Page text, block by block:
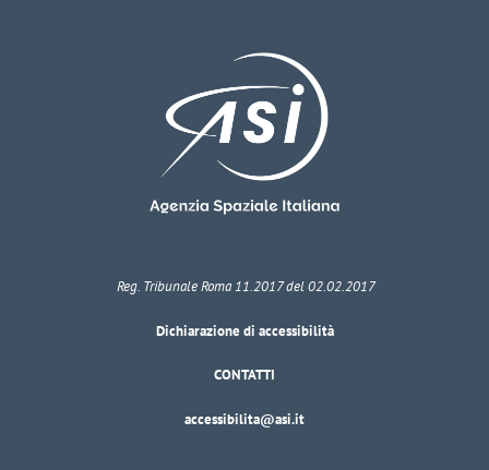
Reg. Tribunale Roma 11.2017 del 02.02.2017
Dichiarazione di accessibilità
CONTATTI
accessibilita@asi.it